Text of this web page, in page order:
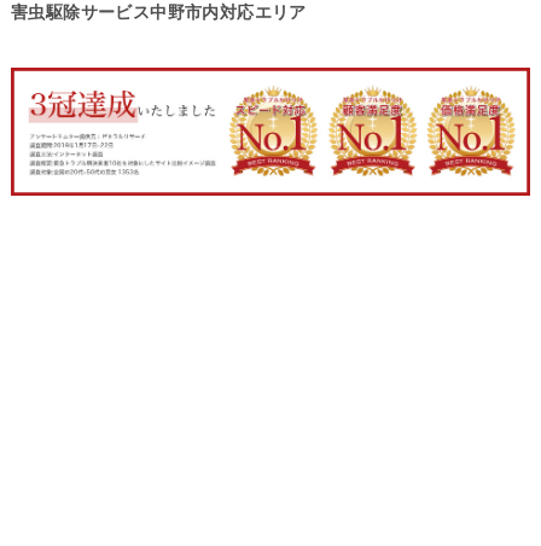
害虫駆除サービス中野市内対応エリア